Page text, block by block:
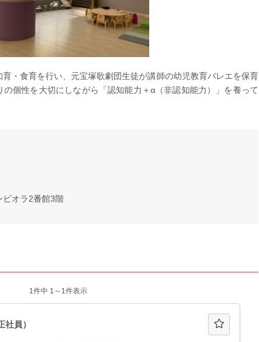
・食育を行い、元宝塚歌劇団生徒が講師の幼児教育バレエを保育
個性を大切にしながら「認知能力＋α（非認知能力）」を養って
ビオラ2番館3階
1件中 1～1件表示
員）